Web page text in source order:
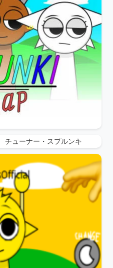
チューナー・スプルンキ